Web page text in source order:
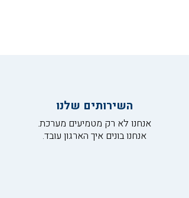
השירותים שלנו
אנחנו לא רק מטמיעים מערכת.
אנחנו בונים איך הארגון עובד.